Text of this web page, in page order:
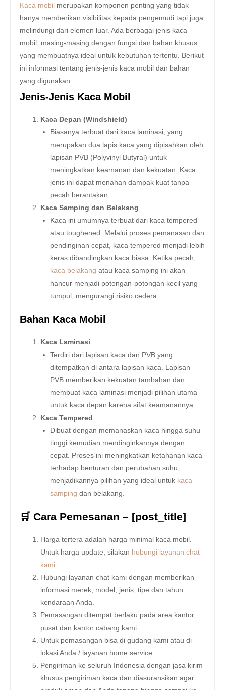
Kaca mobil merupakan komponen penting yang tidak
hanya memberikan visibilitas kepada pengemudi tapi juga
melindungi dari elemen luar. Ada berbagai jenis kaca
mobil, masing-masing dengan fungsi dan bahan khusus
yang membuatnya ideal untuk kebutuhan tertentu. Berikut
ini informasi tentang jenis-jenis kaca mobil dan bahan
yang digunakan:
Jenis-Jenis Kaca Mobil
Kaca Depan (Windshield)
Biasanya terbuat dari kaca laminasi, yang
merupakan dua lapis kaca yang dipisahkan oleh
lapisan PVB (Polyvinyl Butyral) untuk
meningkatkan keamanan dan kekuatan. Kaca
jenis ini dapat menahan dampak kuat tanpa
pecah berantakan.
Kaca Samping dan Belakang
Kaca ini umumnya terbuat dari kaca tempered
atau toughened. Melalui proses pemanasan dan
pendinginan cepat, kaca tempered menjadi lebih
keras dibandingkan kaca biasa. Ketika pecah,
kaca belakang atau kaca samping ini akan
hancur menjadi potongan-potongan kecil yang
tumpul, mengurangi risiko cedera.
Bahan Kaca Mobil
Kaca Laminasi
Terdiri dari lapisan kaca dan PVB yang
ditempatkan di antara lapisan kaca. Lapisan
PVB memberikan kekuatan tambahan dan
membuat kaca laminasi menjadi pilihan utama
untuk kaca depan karena sifat keamanannya.
Kaca Tempered
Dibuat dengan memanaskan kaca hingga suhu
tinggi kemudian mendinginkannya dengan
cepat. Proses ini meningkatkan ketahanan kaca
terhadap benturan dan perubahan suhu,
menjadikannya pilihan yang ideal untuk kaca
samping dan belakang.
🛒 Cara Pemesanan – [post_title]
Harga tertera adalah harga minimal kaca mobil.
Untuk harga update, silakan hubungi layanan chat
kami
Hubungi layanan chat kami dengan memberikan
informasi merek, model, jenis, tipe dan tahun
kendaraan Anda.
Pemasangan ditempat berlaku pada area kantor
pusat dan kantor cabang kami.
Untuk pemasangan bisa di gudang kami atau di
lokasi Anda / layanan home service.
Pengiriman ke seluruh Indonesia dengan jasa kirim
khusus pengiriman kaca dan diasuransikan agar